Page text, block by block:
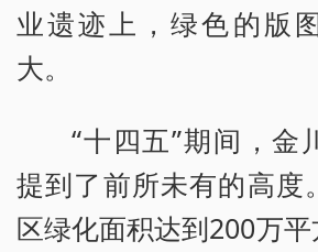
业遗迹上，绿色的版
大。
“十四五”期间，金
提到了前所未有的高度
区绿化面积达到200万